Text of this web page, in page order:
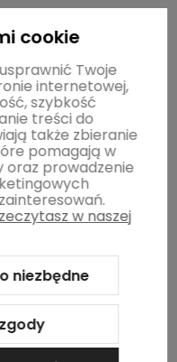
cookie
Twoje
internetowej,
szybkość
treści do
także zbieranie
pomagają w
oraz prowadzenie
w naszej
niezbędne